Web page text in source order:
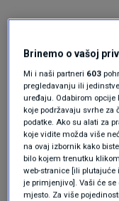
Slastica koja je
poznata kao"Dubai
hrskavog kadaifa
vode) i čokolade.
No županijski sud u
lancu trgovina Aldi
naziv obmanjujući
Turskoj i Aldi je
Brinemo o vašoj
Mi i naši partneri 603
pregledavanju ili
uređaju. Odabirom
koje podržavaju svrhe za
podatke. Ako su alati za
koje vidite možda više
na ovaj izbornik kako
bilo kojem trenutku
web-stranice [ili
je primjenjivo]. Vaši će
mjesto. Za više